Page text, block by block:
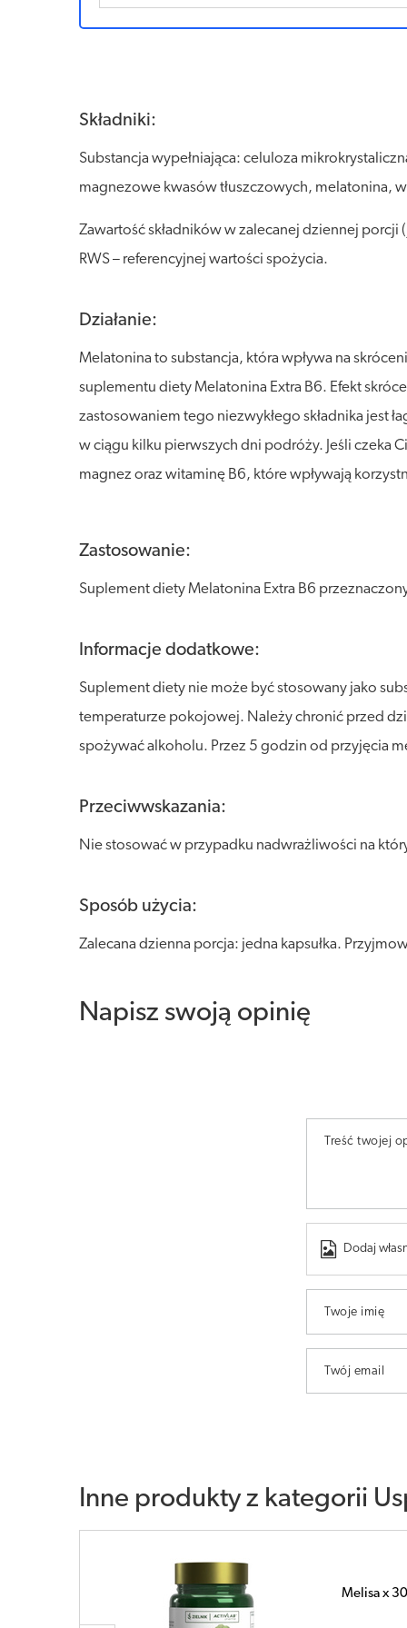
Składniki:
Substancja wypełniająca: celuloza
magnezowe kwasów tłuszczowych, melatonina,
Zawartość składników w zalecanej dziennej porcji
RWS – referencyjnej wartości spożycia.
Działanie:
Melatonina to substancja, która wpływa na
suplementu diety Melatonina Extra B6. Efekt
zastosowaniem tego niezwykłego składnika jest
w ciągu kilku pierwszych dni podróży. Jeśli czeka
magnez oraz witaminę B6, które wpływają
Zastosowanie:
Suplement diety Melatonina Extra B6
Informacje dodatkowe:
Suplement diety nie może być stosowany jako
temperaturze pokojowej. Należy chronić przed
spożywać alkoholu. Przez 5 godzin od przyjęcia
Przeciwwskazania:
Nie stosować w przypadku nadwrażliwości na
Sposób użycia:
Zalecana dzienna porcja: jedna kapsułka.
Napisz swoją opinię
Treść twojej
Dodaj
Twoje imię
Twój email
Inne produkty z kategorii
AspaCard